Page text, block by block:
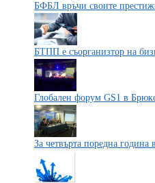
БФБЛ връчи своите
БТПП е съорганизтор на
Глобален форум GS1 в
За четвърта поредна